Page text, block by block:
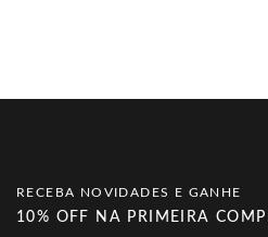
RECEBA NOVIDADES E GANHE
10% OFF NA PRIMEIRA